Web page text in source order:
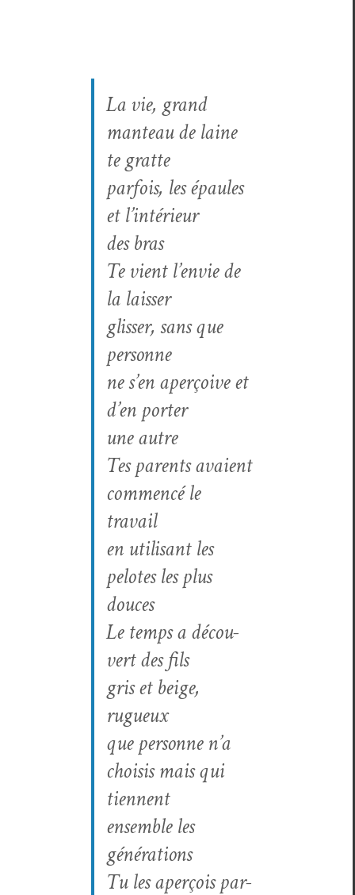
La vie, grand
man­teau de laine
te gratte
par­fois, les épaules
et l’intérieur
des bras
Te vient l’envie de
la laisser
gliss­er, sans que
personne
ne s’en aperçoive et
d’en porter
une autre
Tes par­ents avaient
com­mencé le
travail
en util­isant les
pelotes les plus
douces
Le temps a décou­
vert des fils
gris et beige,
rugueux
que per­son­ne n’a
choi­sis mais qui
tiennent
ensem­ble les
générations
Tu les aperçois par­